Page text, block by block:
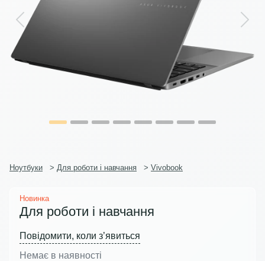
Previous Next
Ноутбуки > Для роботи і навчання > Vivobook
Новинка
Для роботи і навчання
Повідомити, коли з’явиться
Немає в наявності